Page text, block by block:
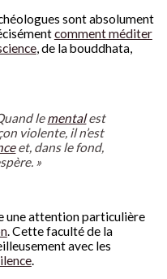
sont absolument
comment méditer
, de la bouddhata,
lementalest
violente, il n’est
et, dans le fond,
»
une attention particulière
. Cette faculté de la
avec les
.